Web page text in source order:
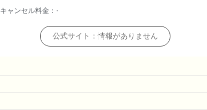
キャンセル料金：-
公式サイト：情報がありません